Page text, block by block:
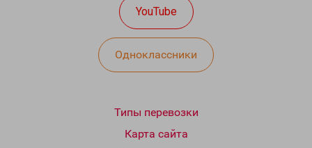
YouTube
Одноклассники
Типы перевозки
Карта сайта